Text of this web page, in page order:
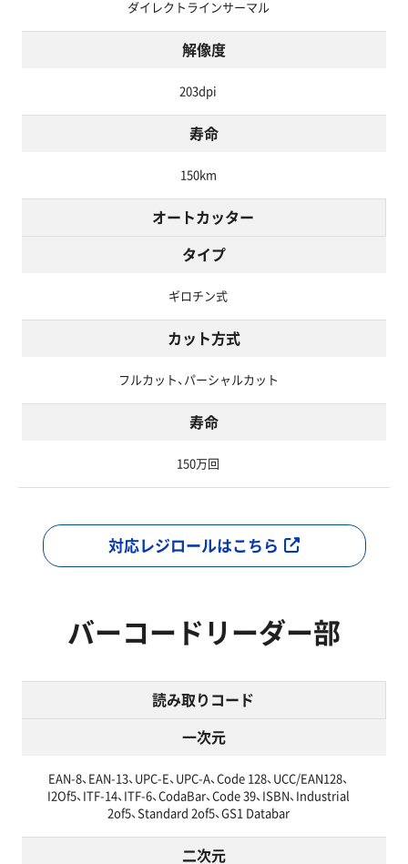
ダイレクトラインサーマル
解像度
203dpi
寿命
150km
オートカッター
タイプ
ギロチン式
カット方式
フルカット、パーシャルカット
寿命
150万回
対応レジロールはこちら
バーコードリーダー部
読み取りコード
一次元
EAN-8、EAN-13、UPC-E、UPC-A、Code 128、UCC/EAN128、
I2Of5、ITF-14、ITF-6、CodaBar、Code 39、ISBN、Industrial
2of5、Standard 2of5、GS1 Databar
二次元